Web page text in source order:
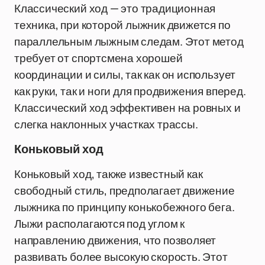
Классический ход — это традиционная
техника, при которой лыжник движется по
параллельным лыжным следам. Этот метод
требует от спортсмена хорошей
координации и силы, так как он использует
как руки, так и ноги для продвижения вперед.
Классический ход эффективен на ровных и
слегка наклонных участках трассы.
Коньковый ход
Коньковый ход, также известный как
свободный стиль, предполагает движение
лыжника по принципу конькобежного бега.
Лыжи располагаются под углом к
направлению движения, что позволяет
развивать более высокую скорость. Этот